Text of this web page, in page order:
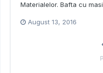
Materialelor. Bafta cu
August 13, 2016